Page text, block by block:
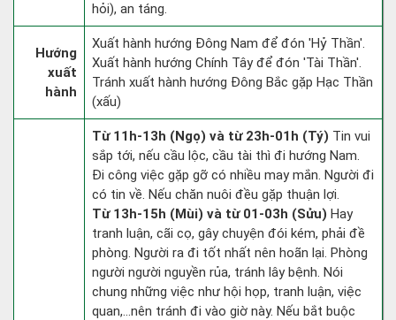
hỏi), an táng.
Hướng
xuất
hành
Xuất hành hướng Đông Nam để đón 'Hỷ Thần'.
Xuất hành hướng Chính Tây để đón 'Tài Thần'.
Tránh xuất hành hướng Đông Bắc gặp Hạc Thần
(xấu)
Từ 11h-13h (Ngọ) và từ 23h-01h (Tý) Tin vui
sắp tới, nếu cầu lộc, cầu tài thì đi hướng Nam.
Đi công việc gặp gỡ có nhiều may mắn. Người đi
có tin về. Nếu chăn nuôi đều gặp thuận lợi.
Từ 13h-15h (Mùi) và từ 01-03h (Sửu) Hay
tranh luận, cãi cọ, gây chuyện đói kém, phải đề
phòng. Người ra đi tốt nhất nên hoãn lại. Phòng
người người nguyền rủa, tránh lây bệnh. Nói
chung những việc như hội họp, tranh luận, việc
quan,…nên tránh đi vào giờ này. Nếu bắt buộc